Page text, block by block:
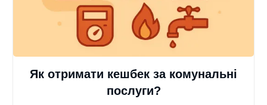
Як отримати кешбек за комунальні
послуги?